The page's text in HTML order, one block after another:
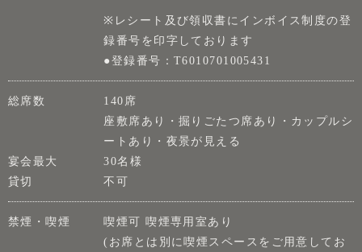
※レシート及び領収書にインボイス制度の登
録番号を印字しております
●登録番号：T6010701005431
総席数
140席
座敷席あり・掘りごたつ席あり・カップルシ
ートあり・夜景が見える
宴会最大
30名様
貸切
不可
禁煙・喫煙
喫煙可 喫煙専用室あり
(お席とは別に喫煙スペースをご用意してお